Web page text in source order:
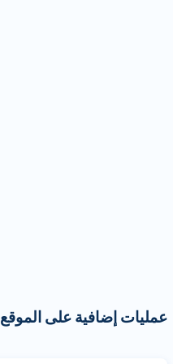
عمليات إضافية على الموقع